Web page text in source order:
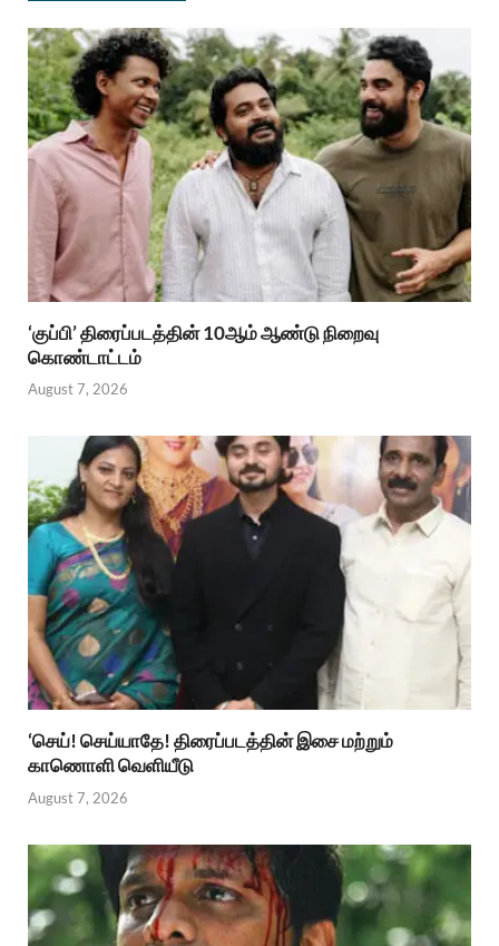
‘குப்பி’ திரைப்படத்தின் 10ஆம் ஆண்டு நிறைவு
கொண்டாட்டம்
August 7, 2026
‘செய்! செய்யாதே! திரைப்படத்தின் இசை மற்றும்
காணொளி வெளியீடு
August 7, 2026